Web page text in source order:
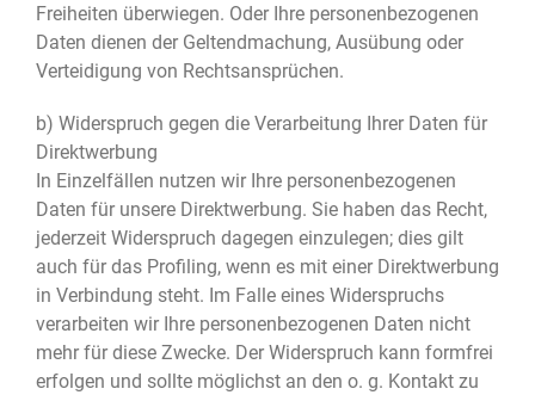
Freiheiten überwiegen. Oder Ihre personenbezogenen
Daten dienen der Geltendmachung, Ausübung oder
Verteidigung von Rechtsansprüchen.
b) Widerspruch gegen die Verarbeitung Ihrer Daten für
Direktwerbung
In Einzelfällen nutzen wir Ihre personenbezogenen
Daten für unsere Direktwerbung. Sie haben das Recht,
jederzeit Widerspruch dagegen einzulegen; dies gilt
auch für das Profiling, wenn es mit einer Direktwerbung
in Verbindung steht. Im Falle eines Widerspruchs
verarbeiten wir Ihre personenbezogenen Daten nicht
mehr für diese Zwecke. Der Widerspruch kann formfrei
erfolgen und sollte möglichst an den o. g. Kontakt zu